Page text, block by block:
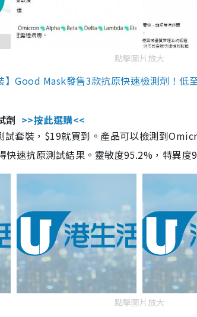
點擊圖片放大
】Good Mask發售3款抗原快速檢測劑！低
劑 >>按此選購<<
試套裝，$19就買到。產品可以檢測到
快速抗原測試結果。靈敏度95.2%，特異度
點擊圖片放大